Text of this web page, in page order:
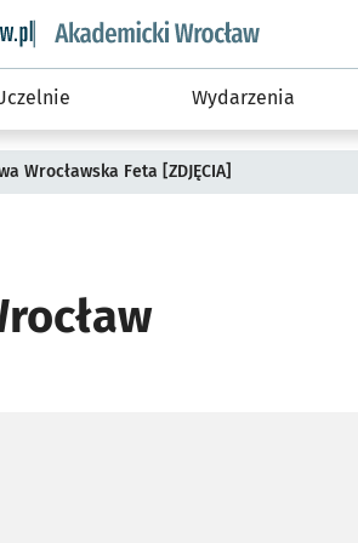
wroclaw.pl podserwis:
Wydarzenia
Wrocławska Feta [ZDJĘCIA]